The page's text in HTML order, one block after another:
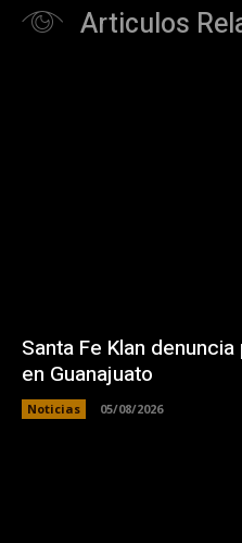
Articulos
Santa Fe Klan
en Guanajuato
Noticias 05/08/2026